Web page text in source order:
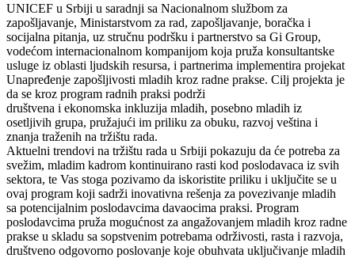
UNICEF u Srbiji u saradnji sa Nacionalnom službom za
zapošljavanje, Ministarstvom za rad, zapošljavanje, boračka i
socijalna pitanja, uz stručnu podršku i partnerstvo sa Gi Group,
vodećom internacionalnom kompanijom koja pruža konsultantske
usluge iz oblasti ljudskih resursa, i partnerima implementira projekat
Unapređenje zapošljivosti mladih kroz radne prakse. Cilj projekta je
da se kroz program radnih praksi podrži
društvena i ekonomska inkluzija mladih, posebno mladih iz
osetljivih grupa, pružajući im priliku za obuku, razvoj veština i
znanja traženih na tržištu rada.
Aktuelni trendovi na tržištu rada u Srbiji pokazuju da će potreba za
svežim, mladim kadrom kontinuirano rasti kod poslodavaca iz svih
sektora, te Vas stoga pozivamo da iskoristite priliku i uključite se u
ovaj program koji sadrži inovativna rešenja za povezivanje mladih
sa potencijalnim poslodavcima davaocima praksi. Program
poslodavcima pruža mogućnost za angažovanjem mladih kroz radne
prakse u skladu sa sopstvenim potrebama održivosti, rasta i razvoja,
društveno odgovorno poslovanje koje obuhvata uključivanje mladih